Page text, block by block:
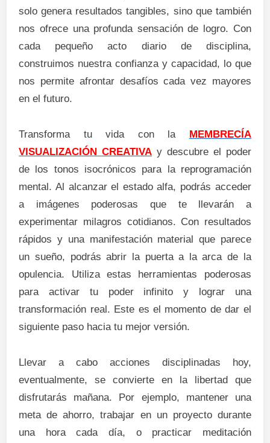
solo genera resultados tangibles, sino que también
nos ofrece una profunda sensación de logro. Con
cada pequeño acto diario de disciplina,
construimos nuestra confianza y capacidad, lo que
nos permite afrontar desafíos cada vez mayores
en el futuro.
Transforma tu vida con la MEMBRECÍA
VISUALIZACIÓN CREATIVA y descubre el poder
de los tonos isocrónicos para la reprogramación
mental. Al alcanzar el estado alfa, podrás acceder
a imágenes poderosas que te llevarán a
experimentar milagros cotidianos. Con resultados
rápidos y una manifestación material que parece
un sueño, podrás abrir la puerta a la arca de la
opulencia. Utiliza estas herramientas poderosas
para activar tu poder infinito y lograr una
transformación real. Este es el momento de dar el
siguiente paso hacia tu mejor versión.
Llevar a cabo acciones disciplinadas hoy,
eventualmente, se convierte en la libertad que
disfrutarás mañana. Por ejemplo, mantener una
meta de ahorro, trabajar en un proyecto durante
una hora cada día, o practicar meditación